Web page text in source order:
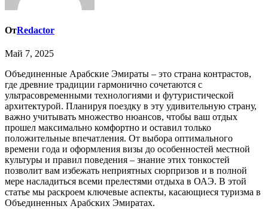
ОтRedactor
Май 7, 2025
Объединенные Арабские Эмираты – это страна контрастов,
где древние традиции гармонично сочетаются с
ультрасовременными технологиями и футуристической
архитектурой. Планируя поездку в эту удивительную страну,
важно учитывать множество нюансов, чтобы ваш отдых
прошел максимально комфортно и оставил только
положительные впечатления. От выбора оптимального
времени года и оформления визы до особенностей местной
культуры и правил поведения – знание этих тонкостей
позволит вам избежать неприятных сюрпризов и в полной
мере насладиться всеми прелестями отдыха в ОАЭ. В этой
статье мы раскроем ключевые аспекты, касающиеся туризма в
Объединенных Арабских Эмиратах.